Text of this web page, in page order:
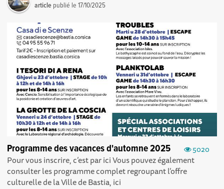
article publié le17/10/2025
5020
Programme des vacances d'automne 2025
Pour vous inscrire, c’est par ici Vous pouvez également
consulter les programme complet regroupant l’offre
culturelle de la Ville de Bastia, ici